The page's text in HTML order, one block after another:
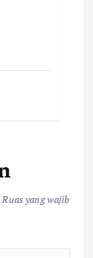
Ruas yang wajib